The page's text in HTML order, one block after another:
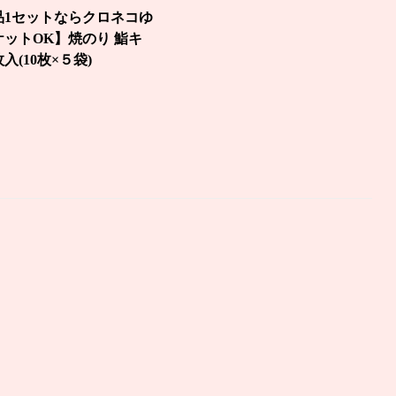
1セットならクロネコゆ
ットOK】焼のり 鮨キ
入(10枚×５袋)